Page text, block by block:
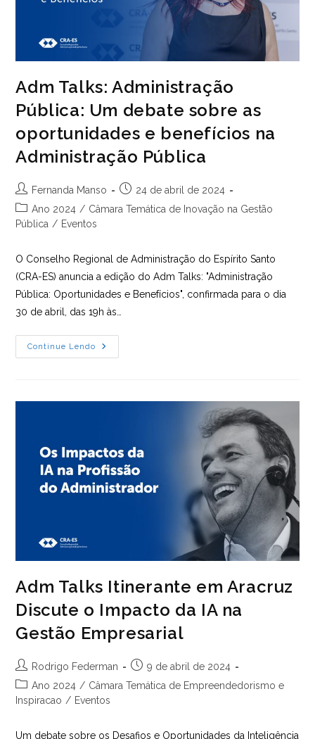
Adm Talks: Administração
Pública: Um debate sobre as
oportunidades e benefícios na
Administração Pública
Autor
do
post:
Fernanda Manso
Post
publicado:
24 de abril de 2024
Categoria
do
Ano 2024 / Câmara Temática de Inovação na Gestão
Pública / Eventos
O Conselho Regional de Administração do Espírito Santo
(CRA-ES) anuncia a edição do Adm Talks: "Administração
Pública: Oportunidades e Benefícios", confirmada para o dia
30 de abril, das 19h às…
Continue Lendo
Adm
Talks:
Benefícios
Na
Administração
Pública
Adm Talks Itinerante em Aracruz
Discute o Impacto da IA na
Gestão Empresarial
Autor
do
post:
Rodrigo Federman
Post
publicado:
9 de abril de 2024
Categoria
do
Ano 2024 / Câmara Temática de Empreendedorismo e
Inspiracao / Eventos
Um debate sobre os Desafios e Oportunidades da Inteligência